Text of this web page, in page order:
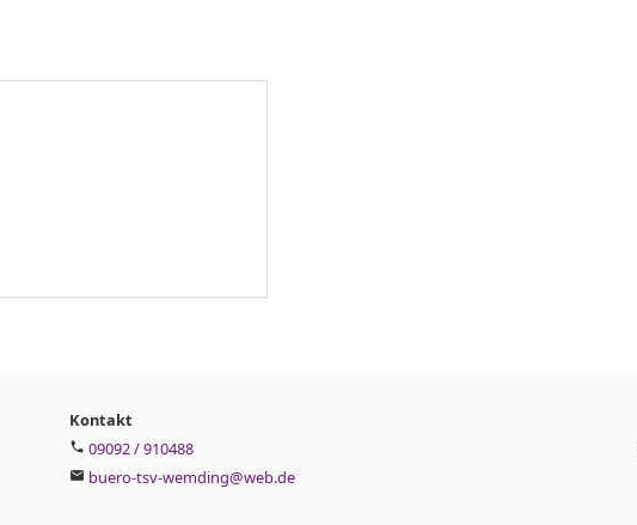
Kontakt
phone 09092 / 910488
mail buero-tsv-wemding@web.de